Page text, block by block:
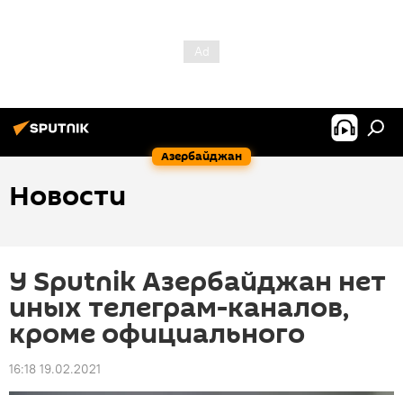
Азербайджан
Новости
У Sputnik Азербайджан нет
иных телеграм-каналов,
кроме официального
16:18 19.02.2021